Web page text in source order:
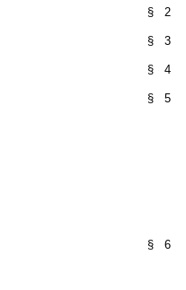
§ 2
§ 3
§ 4
§ 5
§ 6